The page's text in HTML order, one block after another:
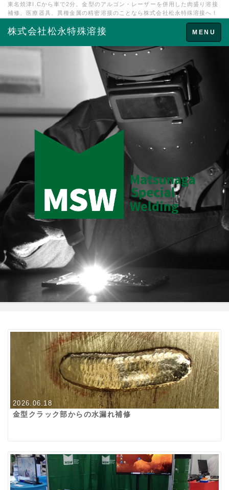
東名焼津I.Cから車で2分。金型のアルゴン・レーザーを併用した肉盛り溶接
補修、医療器具、異種金属の精密溶接のことなら株式会社松永特殊溶接へ！
Toggle
navigation
MENU
株式会社松永特殊溶接
2026.06.18
金型クラック部からの水漏れ補修